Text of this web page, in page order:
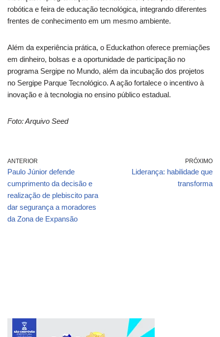
robótica e feira de educação tecnológica, integrando diferentes
frentes de conhecimento em um mesmo ambiente.
Além da experiência prática, o Educkathon oferece premiações
em dinheiro, bolsas e a oportunidade de participação no
programa Sergipe no Mundo, além da incubação dos projetos
no Sergipe Parque Tecnológico. A ação fortalece o incentivo à
inovação e à tecnologia no ensino público estadual.
Foto: Arquivo Seed
ANTERIOR
Paulo Júnior defende
cumprimento da decisão e
realização de plebiscito para
dar segurança a moradores
da Zona de Expansão
PRÓXIMO
Liderança: habilidade que
transforma